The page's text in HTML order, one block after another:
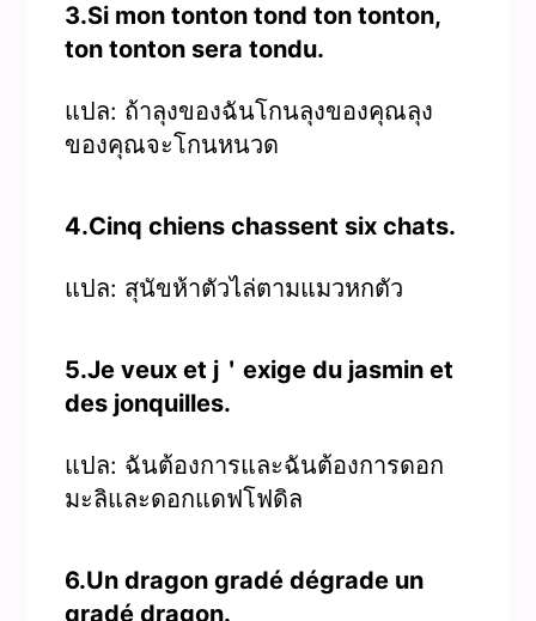
3.Si mon tonton tond ton tonton,
ton tonton sera tondu.
แปล: ถ้าลุงของฉันโกนลุงของคุณลุง
ของคุณจะโกนหนวด
4.Cinq chiens chassent six chats.
แปล: สุนัขห้าตัวไล่ตามแมวหกตัว
5.Je veux et j＇exige du jasmin et
des jonquilles.
แปล: ฉันต้องการและฉันต้องการดอก
มะลิและดอกแดฟโฟดิล
6.Un dragon gradé dégrade un
gradé dragon.